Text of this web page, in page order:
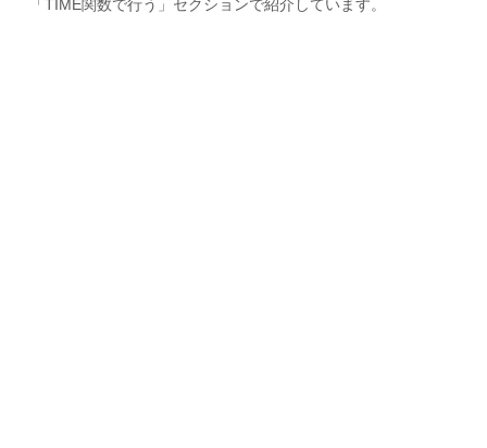
「TIME関数で行う」セクションで紹介しています。